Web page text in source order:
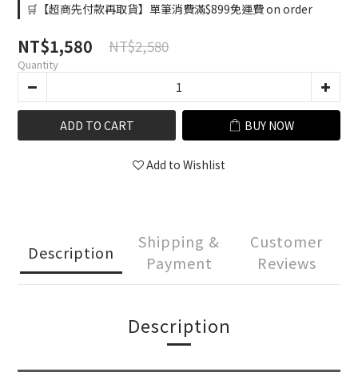
🛒【超商先付款再取貨】單筆消費滿$899免運費 on order
NT$1,580 NT$2,580
Quantity
ADD TO CART BUY NOW
Add to Wishlist
Description
Shipping &
Payment
Customer
Reviews
Description